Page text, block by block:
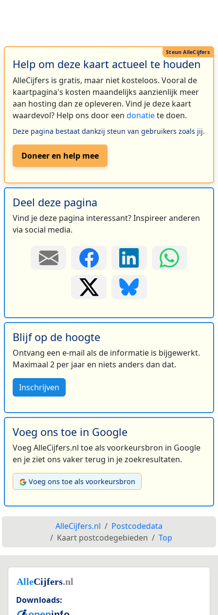
Help om deze kaart actueel te houden
AlleCijfers is gratis, maar niet kosteloos. Vooral de
kaartpagina's kosten maandelijks aanzienlijk meer
aan hosting dan ze opleveren. Vind je deze kaart
waardevol? Help ons door een donatiete doen.
Deze pagina bestaat dankzij steun van gebruikers zoals jij.
Doneer en help mee
Deel deze pagina
Vind je deze pagina interessant? Inspireer anderen
via social media.
Blijf op de hoogte
Ontvang een e-mail als de informatie is bijgewerkt.
Maximaal 2 per jaar en niets anders dan dat.
Inschrijven
Voeg ons toe in Google
Voeg AlleCijfers.nl toe als voorkeursbron in Google
en je ziet ons vaker terug in je zoekresultaten.
Voeg ons toe als voorkeursbron
AlleCijfers.nl
Postcodedata
Kaart postcodegebieden
Top
Downloads: